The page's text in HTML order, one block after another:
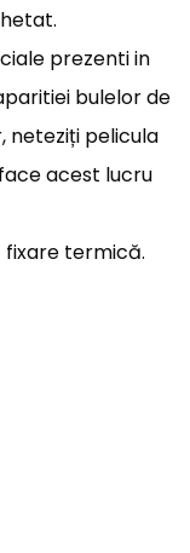
prezenti in
bulelor de
neteziți pelicula
acest lucru
fixare termică.